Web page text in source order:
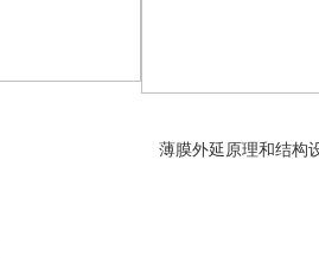
薄膜外延原理和结构